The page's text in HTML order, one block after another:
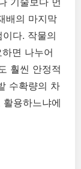
배의 마지막
다. 작물의
면 나누어
훨씬 안정적
수확량의 차
용하느냐에